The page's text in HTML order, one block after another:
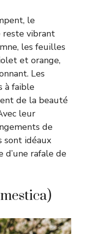
le
reste vibrant
les feuilles
et orange,
Les
à faible
de la beauté
leur
de
sont idéaux
d’une rafale de